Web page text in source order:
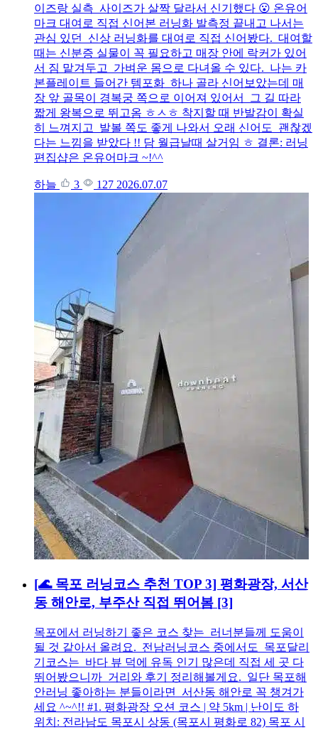
이즈랑 실측 사이즈가 살짝 달라서 신기했다 😮 온유어
마크 대여로 직접 신어본 러닝화 발측정 끝내고 나서는
관심 있던 신상 러닝화를 대여로 직접 신어봤다. 대여할
때는 신분증 실물이 꼭 필요하고 매장 안에 락커가 있어
서 짐 맡겨두고 가벼운 몸으로 다녀올 수 있다. 나는 카
본플레이트 들어간 템포화 하나 골라 신어보았는데 매
장 앞 골목이 경복궁 쪽으로 이어져 있어서 그 길 따라
짧게 왕복으로 뛰고옴 ㅎㅅㅎ 착지할 때 반발감이 확실
히 느껴지고 발볼 쪽도 좋게 나와서 오래 신어도 괜찮겠
다는 느낌을 받았다 !! 담 월급날때 살거임 ㅎ 결론: 러닝
편집샵은 온유어마크 ~!^^
하늘 3 127 2026.07.07
[🌊 목포 러닝코스 추천 TOP 3] 평화광장, 서산
동 해안로, 부주산 직접 뛰어봄 [3]
목포에서 러닝하기 좋은 코스 찾는 러너분들께 도움이
될 것 같아서 올려요. 전남러닝코스 중에서도 목포달리
기코스는 바다 뷰 덕에 유독 인기 많은데 직접 세 곳 다
뛰어봤으니까 거리와 후기 정리해볼게요. 일단 목포해
안러닝 좋아하는 분들이라면 서산동 해안로 꼭 챙겨가
세요 ^~^!! #1. 평화광장 오션 코스 | 약 5km | 난이도 하
위치: 전라남도 목포시 상동 (목포시 평화로 82) 목포 시